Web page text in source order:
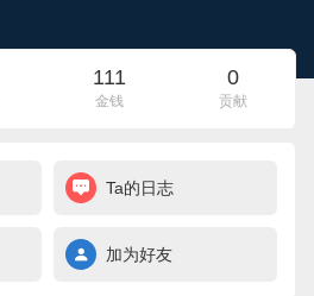
111
金钱
0
贡献
Ta的日志
加为好友